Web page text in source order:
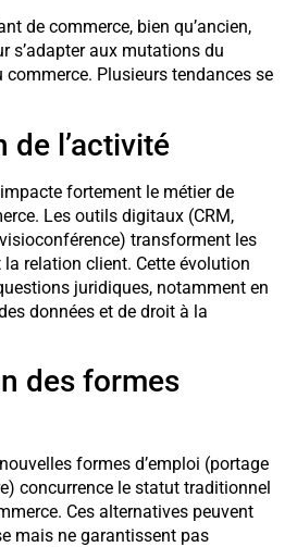
de commerce, bien qu’ancien,
s’adapter aux mutations du
Plusieurs tendances se
de l’activité
fortement le métier de
Les outils digitaux (CRM,
transforment les
relation client. Cette évolution
juridiques, notamment en
données et de droit à la
des formes
formes d’emploi (portage
concurrence le statut traditionnel
Ces alternatives peuvent
mais ne garantissent pas